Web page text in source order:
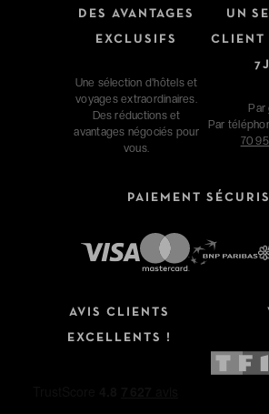
DES AVANTAGES
EXCLUSIFS
Une sélection d'hôtels et
voyages extraordinaires.
Des réductions et
avantages négociés pour
vous.
UN
CLIENT
Par
Par
70
PAIEMENT
AVIS CLIENTS
EXCELLENTS !